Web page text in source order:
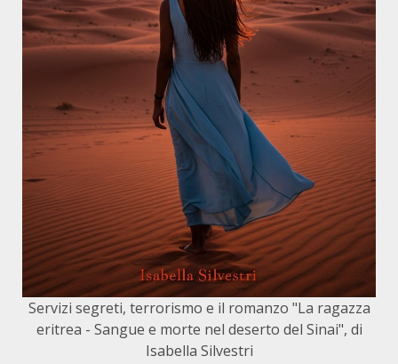
Servizi segreti, terrorismo e il romanzo "La ragazza
eritrea - Sangue e morte nel deserto del Sinai", di
Isabella Silvestri